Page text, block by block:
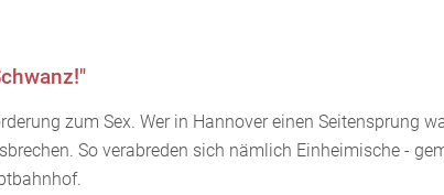
zum Sex. Wer in Hannover einen Seitensprung
So verabreden sich nämlich Einheimische -